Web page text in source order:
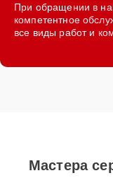
При обращении в
компетентное
все виды работ и
Мастера